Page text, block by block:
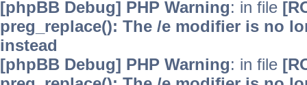
[phpBB Debug] PHP Warning: in file
preg_replace(): The /e modifier is no
instead
[phpBB Debug] PHP Warning: in file